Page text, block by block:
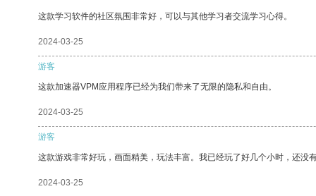
这款学习软件的社区氛围非常好，可以与其他学习者交流学习心得。
2024-03-25
游客
这款加速器VPM应用程序已经为我们带来了无限的隐私和自由。
2024-03-25
游客
这款游戏非常好玩，画面精美，玩法丰富。我已经玩了好几个小时，还没有
2024-03-25